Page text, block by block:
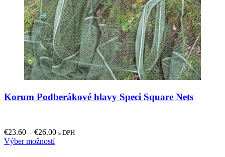
Korum Podberákové hlavy Speci Square Nets
€23.60 – €26.00 s DPH
Výber možnostíThis